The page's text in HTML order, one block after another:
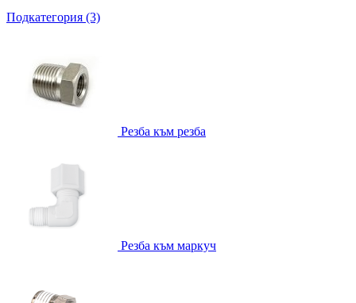
Подкатегория (3)
Резба към резба
Резба към маркуч